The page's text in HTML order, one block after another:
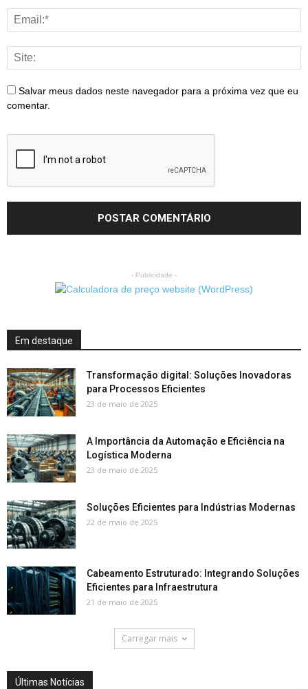
Salvar meus dados neste navegador para a próxima vez que eu
comentar.
- Publicidade -
Em destaque
Transformação digital: Soluções Inovadoras
para Processos Eficientes
23 de maio de 2025
A Importância da Automação e Eficiência na
Logística Moderna
23 de maio de 2025
Soluções Eficientes para Indústrias Modernas
22 de maio de 2025
Cabeamento Estruturado: Integrando Soluções
Eficientes para Infraestrutura
21 de maio de 2025
Carregar mais
Últimas Notícias